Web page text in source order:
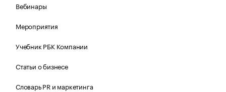
Вебинары
Мероприятия
Учебник РБК Компании
Статьи о бизнесе
Словарь PR и маркетинга